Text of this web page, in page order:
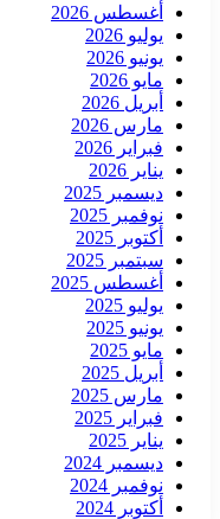
أغسطس 2026
يوليو 2026
يونيو 2026
مايو 2026
أبريل 2026
مارس 2026
فبراير 2026
يناير 2026
ديسمبر 2025
نوفمبر 2025
أكتوبر 2025
سبتمبر 2025
أغسطس 2025
يوليو 2025
يونيو 2025
مايو 2025
أبريل 2025
مارس 2025
فبراير 2025
يناير 2025
ديسمبر 2024
نوفمبر 2024
أكتوبر 2024